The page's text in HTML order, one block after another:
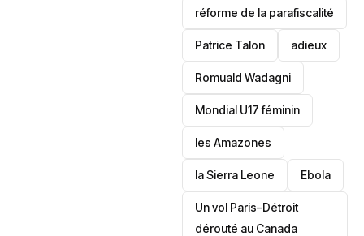
réforme de la parafiscalité
Patrice Talon adieux
Romuald Wadagni
Mondial U17 féminin
les Amazones
la Sierra Leone ‎Ebola
Un vol Paris–Détroit
dérouté au Canada